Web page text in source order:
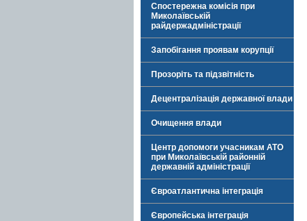
Спостережна комісія при
Миколаївській
райдержадміністрації
Запобігання проявам корупції
Прозоріть та підзвітність
Децентралізація державної влади
Очищення влади
Центр допомоги учасникам АТО
при Миколаївській районній
державній адміністрації
Євроатлантична інтеграція
Європейська інтеграція